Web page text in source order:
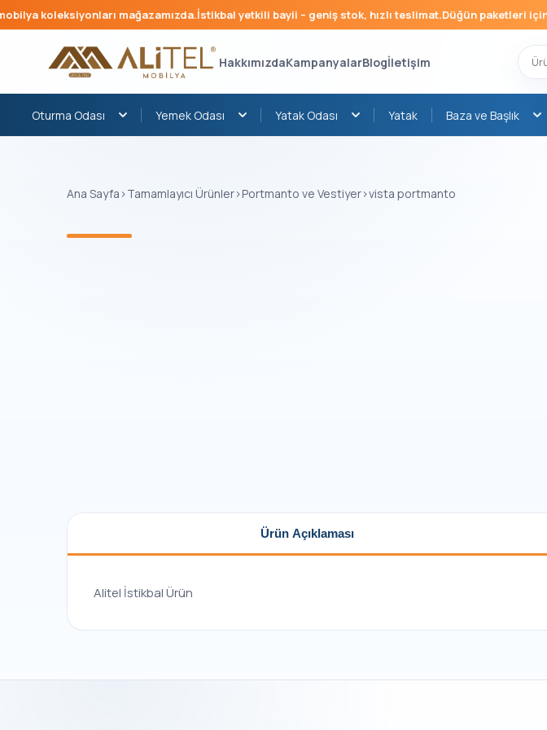
koleksiyonları mağazamızda.İstikbal yetkili bayii – geniş stok, hızlı teslimat.Düğün paketleri için
HakkımızdaKampanyalarBlogİletişim
Oturma Odası Yemek Odası Yatak Odası Yatak Baza ve Başlık
Ana Sayfa ›Tamamlayıcı Ürünler›Portmanto ve Vestiyer›vista portmanto
Ürün Açıklaması
Alitel İstikbal Ürün